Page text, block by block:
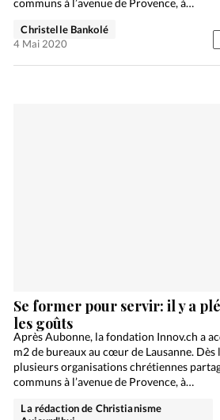
communs à l’avenue de Provence, à…
Christelle Bankolé
4 Mai 2020
Se former pour servir: il y a
les goûts
Après Aubonne, la fondation Innov.ch a
m2 de bureaux au cœur de Lausanne. Dès
plusieurs organisations chrétiennes
communs à l’avenue de Provence, à…
La rédaction de Christianisme